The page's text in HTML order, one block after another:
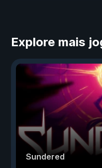
Explore mais
Sundered